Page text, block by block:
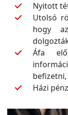
Nyitott
Utolsó
hogy
Áfa
befizetni,
Házi